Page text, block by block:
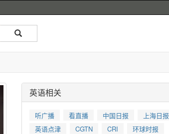
英语相关
听广播 看直播 中国日报
上海日报
英语点津
CGTN CRI
环球时报